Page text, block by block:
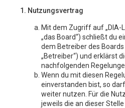
1. Nutzungsvertrag
Mit dem Zugriff auf „DIA-
„das Board“) schließt du
dem Betreiber des
„Betreiber“) und erklärst
nachfolgenden
Wenn du mit diesen
einverstanden bist, so
weiter nutzen. Für die
jeweils die an dieser